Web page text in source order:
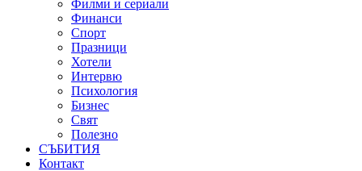
Филми и сериали
Финанси
Спорт
Празници
Хотели
Интервю
Психология
Бизнес
Свят
Полезно
СЪБИТИЯ
Контакт